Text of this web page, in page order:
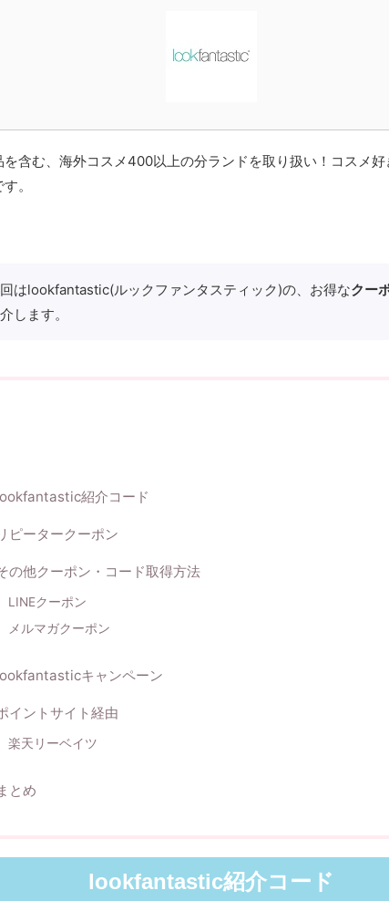
を含む、海外コスメ400以上の分ランドを取り扱い！コスメ
。
はlookfantastic(ルックファンタスティック)の、お得なクー
します。
紹介コード
ピータークーポン
の他クーポン・コード取得方法
LINEクーポン
メルマガクーポン
キャンペーン
イントサイト経由
楽天リーベイツ
とめ
lookfantastic紹介コード